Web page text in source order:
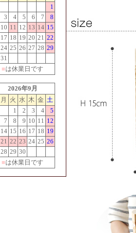
1
3 4 5 6 7
8
10 11 12 13 14 15
17 18 19 20 21 22
24 25 26 27 28 29
31
■は休業日です
2026年9月
月 火 水 木 金 土
1
2 3 4
5
7 8 9 10 11 12
14 15 16 17 18 19
21 22 23 24 25 26
28 29 30
■は休業日です